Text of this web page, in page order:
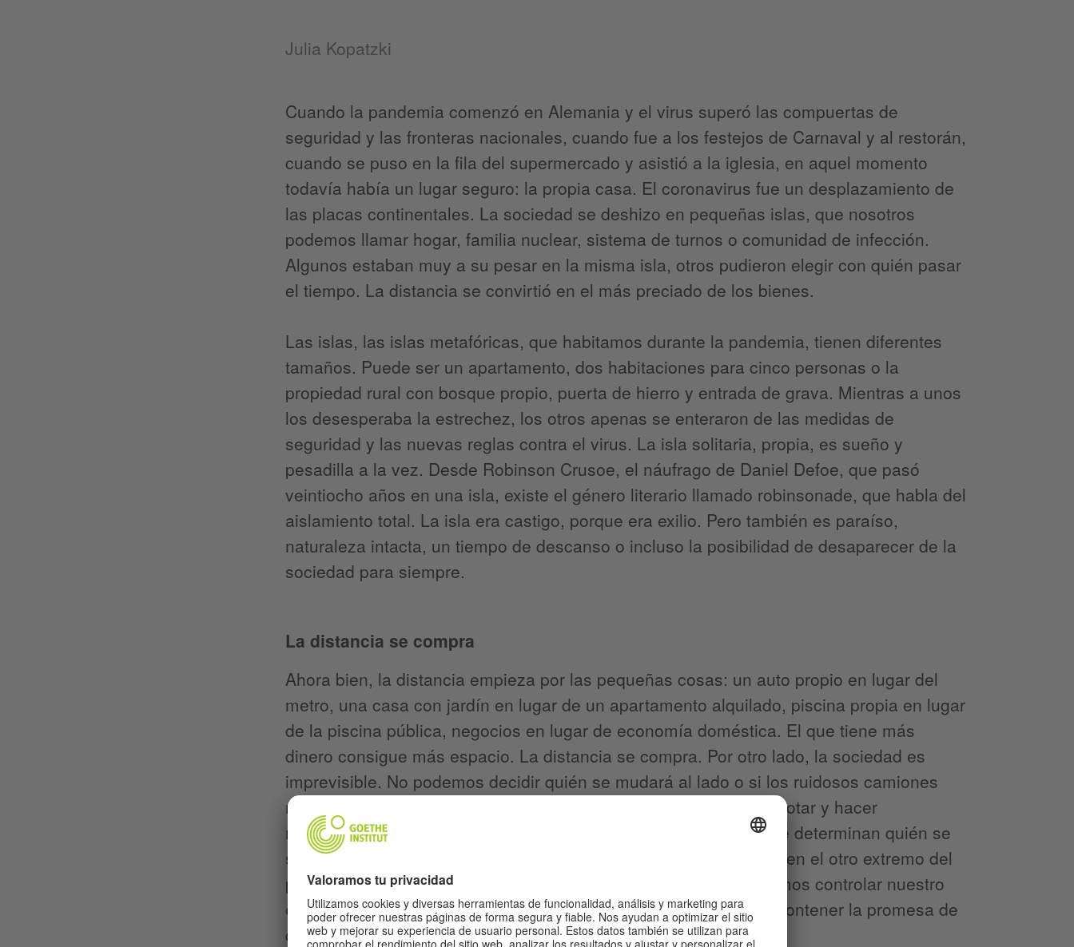
Julia Kopatzki
Cuando la pandemia comenzó en Alemania y el virus superó las compuertas de
seguridad y las fronteras nacionales, cuando fue a los festejos de Carnaval y al restorán,
cuando se puso en la fila del supermercado y asistió a la iglesia, en aquel momento
todavía había un lugar seguro: la propia casa. El coronavirus fue un desplazamiento de
las placas continentales. La sociedad se deshizo en pequeñas islas, que nosotros
podemos llamar hogar, familia nuclear, sistema de turnos o comunidad de infección.
Algunos estaban muy a su pesar en la misma isla, otros pudieron elegir con quién pasar
el tiempo. La distancia se convirtió en el más preciado de los bienes.
Las islas, las islas metafóricas, que habitamos durante la pandemia, tienen diferentes
tamaños. Puede ser un apartamento, dos habitaciones para cinco personas o la
propiedad rural con bosque propio, puerta de hierro y entrada de grava. Mientras a unos
los desesperaba la estrechez, los otros apenas se enteraron de las medidas de
seguridad y las nuevas reglas contra el virus. La isla solitaria, propia, es sueño y
pesadilla a la vez. Desde Robinson Crusoe, el náufrago de Daniel Defoe, que pasó
veintiocho años en una isla, existe el género literario llamado robinsonade, que habla del
aislamiento total. La isla era castigo, porque era exilio. Pero también es paraíso,
naturaleza intacta, un tiempo de descanso o incluso la posibilidad de desaparecer de la
sociedad para siempre.
La distancia se compra
Ahora bien, la distancia empieza por las pequeñas cosas: un auto propio en lugar del
metro, una casa con jardín en lugar de un apartamento alquilado, piscina propia en lugar
de la piscina pública, negocios en lugar de economía doméstica. El que tiene más
dinero consigue más espacio. La distancia se compra. Por otro lado, la sociedad es
imprevisible. No podemos decidir quién se mudará al lado o si los ruidosos camiones
recogerán o no los residuos a las siete de la mañana. Podemos votar y hacer
manifestaciones, pero no dictar leyes. No somos nosotros los que determinan quién se
sienta en la mesa contigua del restaurante o si el grupo que está en el otro extremo del
pasillo del hotel pondrá o no la música a todo volumen. No podemos controlar nuestro
entorno. Sin embargo, una cantidad de dinero suficiente parece contener la promesa de
que sí podemos.